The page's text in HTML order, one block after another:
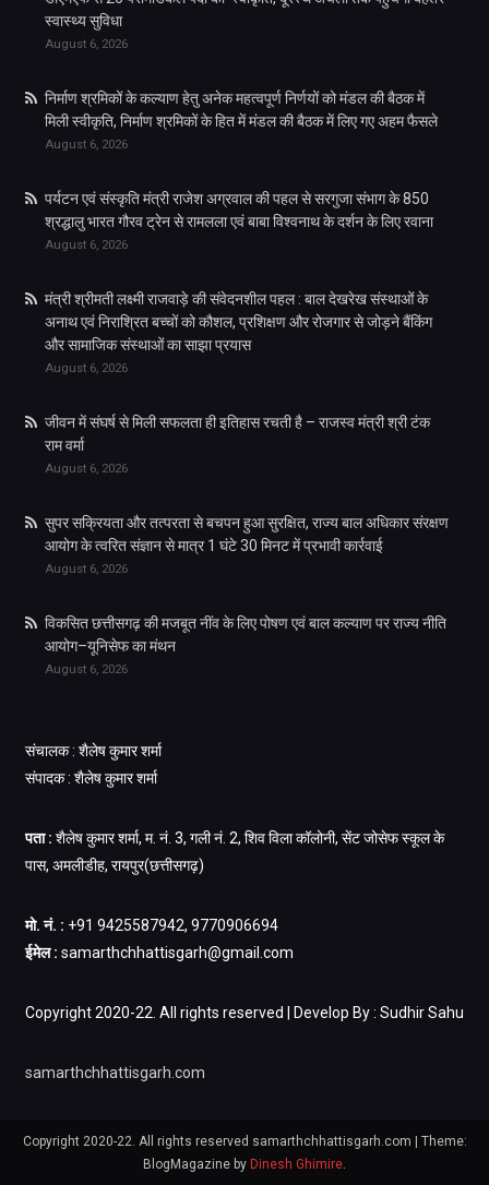
स्वास्थ्य सुविधा
August 6, 2026
निर्माण श्रमिकों के कल्याण हेतु अनेक महत्वपूर्ण निर्णयों को मंडल की बैठक में
मिली स्वीकृति, निर्माण श्रमिकों के हित में मंडल की बैठक में लिए गए अहम फैसले
August 6, 2026
पर्यटन एवं संस्कृति मंत्री राजेश अग्रवाल की पहल से सरगुजा संभाग के 850
श्रद्धालु भारत गौरव ट्रेन से रामलला एवं बाबा विश्वनाथ के दर्शन के लिए रवाना
August 6, 2026
मंत्री श्रीमती लक्ष्मी राजवाड़े की संवेदनशील पहल : बाल देखरेख संस्थाओं के
अनाथ एवं निराश्रित बच्चों को कौशल, प्रशिक्षण और रोजगार से जोड़ने बैंकिंग
और सामाजिक संस्थाओं का साझा प्रयास
August 6, 2026
जीवन में संघर्ष से मिली सफलता ही इतिहास रचती है – राजस्व मंत्री श्री टंक
राम वर्मा
August 6, 2026
सुपर सक्रियता और तत्परता से बचपन हुआ सुरक्षित, राज्य बाल अधिकार संरक्षण
आयोग के त्वरित संज्ञान से मात्र 1 घंटे 30 मिनट में प्रभावी कार्रवाई
August 6, 2026
विकसित छत्तीसगढ़ की मजबूत नींव के लिए पोषण एवं बाल कल्याण पर राज्य नीति
आयोग–यूनिसेफ का मंथन
August 6, 2026
संचालक : शैलेष कुमार शर्मा
संपादक : शैलेष कुमार शर्मा
पता : शैलेष कुमार शर्मा, म. नं. 3, गली नं. 2, शिव विला कॉलोनी, सेंट जोसेफ स्कूल के
पास, अमलीडीह, रायपुर(छत्तीसगढ़)
मो. नं. : +91 9425587942, 9770906694
ईमेल : samarthchhattisgarh@gmail.com
Copyright 2020-22. All rights reserved | Develop By : Sudhir Sahu
samarthchhattisgarh.com
Copyright 2020-22. All rights reserved samarthchhattisgarh.com
Theme:
BlogMagazine by Dinesh Ghimire.